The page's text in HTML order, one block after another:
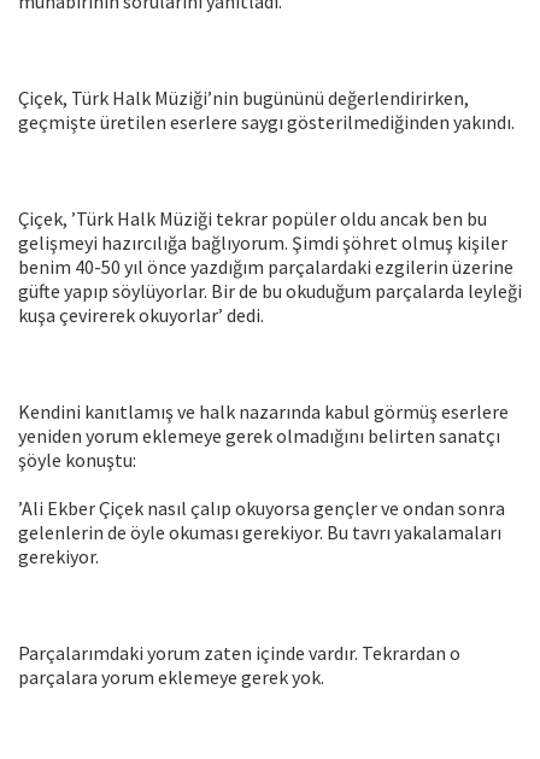
Çiçek, Türk Halk Müziği’nin bugününü değerlendirirken,
geçmişte üretilen eserlere saygı gösterilmediğinden yakındı.
Çiçek, ’Türk Halk Müziği tekrar popüler oldu ancak ben bu
gelişmeyi hazırcılığa bağlıyorum. Şimdi şöhret olmuş kişiler
benim 40-50 yıl önce yazdığım parçalardaki ezgilerin üzerine
güfte yapıp söylüyorlar. Bir de bu okuduğum parçalarda leyleği
kuşa çevirerek okuyorlar’ dedi.
Kendini kanıtlamış ve halk nazarında kabul görmüş eserlere
yeniden yorum eklemeye gerek olmadığını belirten sanatçı
şöyle konuştu:
’Ali Ekber Çiçek nasıl çalıp okuyorsa gençler ve ondan sonra
gelenlerin de öyle okuması gerekiyor. Bu tavrı yakalamaları
gerekiyor.
Parçalarımdaki yorum zaten içinde vardır. Tekrardan o
parçalara yorum eklemeye gerek yok.